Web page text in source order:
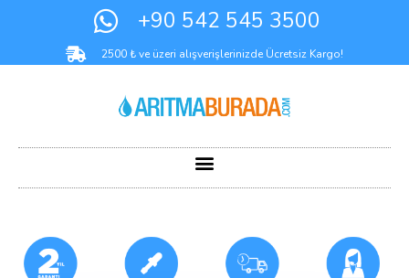
+90 542 545 3500
2500 ₺ ve üzeri alışverişlerinizde Ücretsiz Kargo!